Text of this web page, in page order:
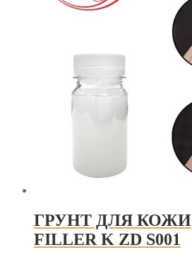
ГРУНТ ДЛЯ КОЖИ
FILLER K ZD S001